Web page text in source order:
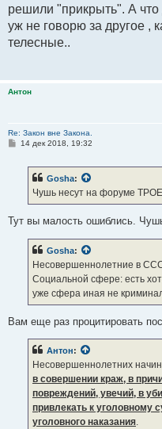
решили "прикрыть". А
уж не говорю за другое ,
телесные..
Антон
Re: Закон вне Закона.
С
е
14 дек 2018, 19:32
Gosha:
Чушь несут на форуме
Тут вы малость ошиблись.
Gosha:
Несовершеннолетние в
Социальной сфере: есть
уже сфера иная не
Вам еще раз процитировать
Антон:
Несовершеннолетних
в совершении краж, в
повреждений, увечий, в
привлекать к уголовному
уголовного наказания.